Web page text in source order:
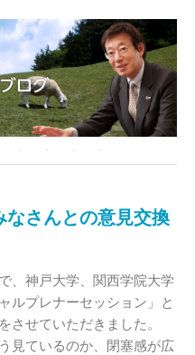
さんとの意見交換
、神戸大学、関西学院大学
ルプレナーセッション」と
させていただきました。
見ているのか、閉塞感が広